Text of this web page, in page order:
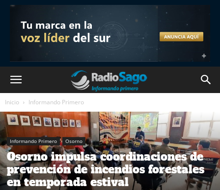
Inicio Informando Primero
Informando Primero Osorno
Osorno impulsa coordinaciones de
prevención de incendios forestales
en temporada estival